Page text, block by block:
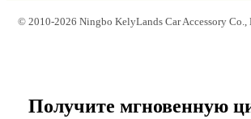
© 2010-2026 Ningbo KelyLands Car Accessory
Получите мгновенную